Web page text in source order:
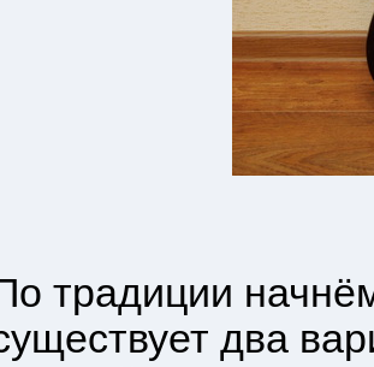
традиции
два